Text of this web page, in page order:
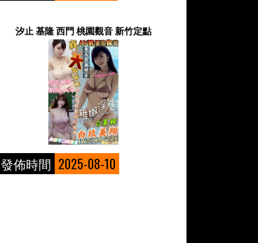
汐止 基隆 西門 桃園觀音 新竹定點
發佈時間 2025-08-10